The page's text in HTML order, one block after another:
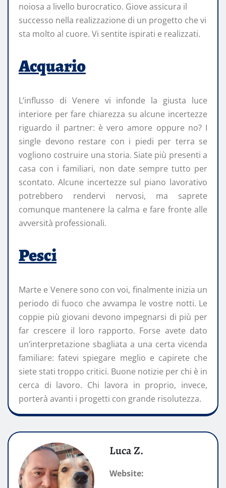
noiosa a livello burocratico. Giove assicura il
successo nella realizzazione di un progetto che vi
sta molto al cuore. Vi sentite ispirati e realizzati.
Acquario
L’influsso di Venere vi infonde la giusta luce
interiore per fare chiarezza su alcune incertezze
riguardo il partner: è vero amore oppure no? I
single devono restare con i piedi per terra se
vogliono costruire una storia. Siate più presenti a
casa con i familiari, non date sempre tutto per
scontato. Alcune incertezze sul piano lavorativo
potrebbero rendervi nervosi, ma saprete
comunque mantenere la calma e fare fronte alle
avversità professionali.
Pesci
Marte e Venere sono con voi, finalmente inizia un
periodo di fuoco che avvampa le vostre notti. Le
coppie più giovani devono impegnarsi di più per
far crescere il loro rapporto. Forse avete dato
un’interpretazione sbagliata a una certa vicenda
familiare: fatevi spiegare meglio e capirete che
siete stati troppo critici. Buone notizie per chi è in
cerca di lavoro. Chi lavora in proprio, invece,
porterà avanti i progetti con grande risolutezza.
Luca Z.
Website: